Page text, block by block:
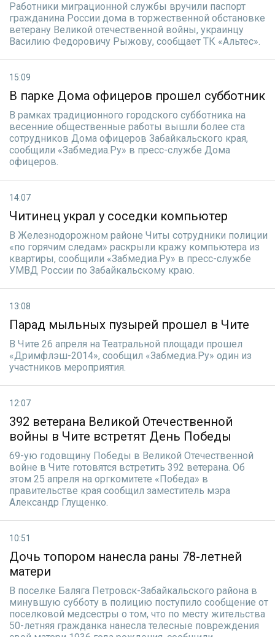
Работники миграционной службы вручили паспорт
гражданина России дома в торжественной обстановке
ветерану Великой отечественной войны, украинцу
Василию Федоровичу Рыжову, сообщает ТК «Альтес».
15:09
В парке Дома офицеров прошел субботник
В рамках традиционного городского субботника на
весенние общественные работы вышли более ста
сотрудников Дома офицеров Забайкальского края,
сообщили «Забмедиа.Ру» в пресс-службе Дома
офицеров.
14:07
Читинец украл у соседки компьютер
В Железнодорожном районе Читы сотрудники полиции
«по горячим следам» раскрыли кражу компьютера из
квартиры, сообщили «Забмедиа.Ру» в пресс-службе
УМВД России по Забайкальскому краю.
13:08
Парад мыльных пузырей прошел в Чите
В Чите 26 апреля на Театральной площади прошел
«Дримфлэш-2014», сообщил «Забмедиа.Ру» один из
участников мероприятия.
12:07
392 ветерана Великой Отечественной
войны в Чите встретят День Победы
69-ую годовщину Победы в Великой Отечественной
войне в Чите готовятся встретить 392 ветерана. Об
этом 25 апреля на оргкомитете «Победа» в
правительстве края сообщил заместитель мэра
Александр Глущенко.
10:51
Дочь топором нанесла раны 78-летней
матери
В поселке Баляга Петровск-Забайкальского района в
минувшую субботу в полицию поступило сообщение от
поселковой медсестры о том, что по месту жительства
50-летняя гражданка нанесла телесные повреждения